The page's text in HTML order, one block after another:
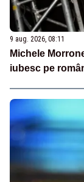
9 aug. 2026, 08:11
Michele
iubesc pe